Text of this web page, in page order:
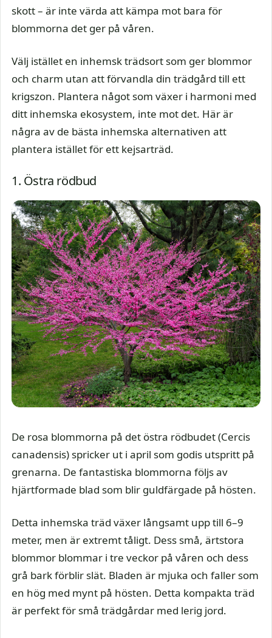
skott – är inte värda att kämpa mot bara för
blommorna det ger på våren.
Välj istället en inhemsk trädsort som ger blommor
och charm utan att förvandla din trädgård till ett
krigszon. Plantera något som växer i harmoni med
ditt inhemska ekosystem, inte mot det. Här är
några av de bästa inhemska alternativen att
plantera istället för ett kejsarträd.
1. Östra rödbud
De rosa blommorna på det östra rödbudet (Cercis
canadensis) spricker ut i april som godis utspritt på
grenarna. De fantastiska blommorna följs av
hjärtformade blad som blir guldfärgade på hösten.
Detta inhemska träd växer långsamt upp till 6–9
meter, men är extremt tåligt. Dess små, ärtstora
blommor blommar i tre veckor på våren och dess
grå bark förblir slät. Bladen är mjuka och faller som
en hög med mynt på hösten. Detta kompakta träd
är perfekt för små trädgårdar med lerig jord.